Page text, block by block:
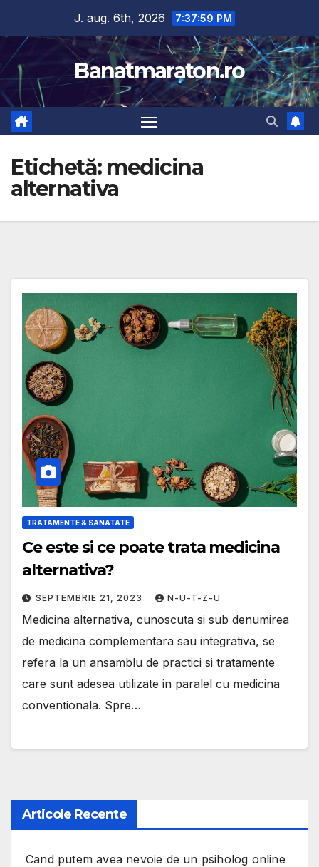
content
J. aug. 6th, 2026 7:38:00 PM
Banatmaraton.ro
Etichetă: medicina
alternativa
TRATAMENTE & SANATATE
Ce este si ce poate trata medicina
alternativa?
SEPTEMBRIE 21, 2023 N-U-T-Z-U
Medicina alternativa, cunoscuta si sub denumirea
de medicina complementara sau integrativa, se
refera la un ansamblu de practici si tratamente
care sunt adesea utilizate in paralel cu medicina
conventionala. Spre…
Articole Recente
Cand putem avea nevoie de un psiholog online